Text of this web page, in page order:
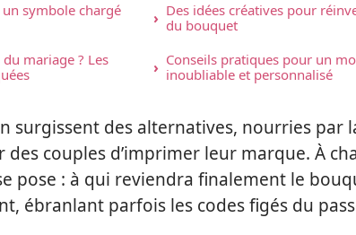
symbole chargé
mariage ? Les
Des idées créatives pour
du bouquet
Conseils pratiques pour un
inoubliable et personnalisé
surgissent des alternatives, nourries par
des couples d’imprimer leur marque. À
pose : à qui reviendra finalement le
ébranlant parfois les codes figés du